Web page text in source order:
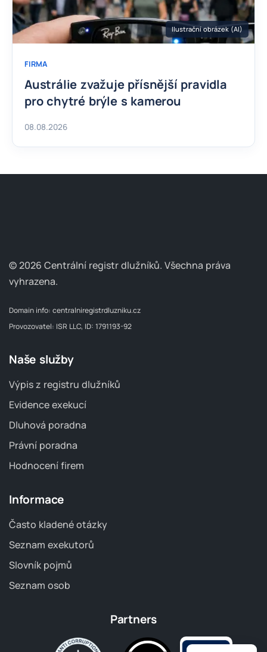
Ilustrační obrázek (AI)
FIRMA
Austrálie zvažuje přísnější pravidla
pro chytré brýle s kamerou
08.08.2026
© 2026 Centrální registr dlužníků. Všechna práva
vyhrazena.
Domain info: centralniregistrdluzniku.cz
Provozovatel: ISR LLC, ID: 1791193-92
Naše služby
Výpis z registru dlužníků
Evidence exekucí
Dluhová poradna
Právní poradna
Hodnocení firem
Informace
Často kladené otázky
Seznam exekutorů
Slovník pojmů
Seznam osob
Partners